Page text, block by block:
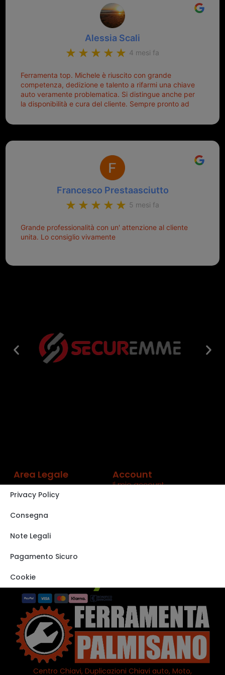
Alessia Scali
4 mesi fa
Ferramenta top. Michele è riuscito con grande
competenza, dedizione e talento a rifarmi una chiave
auto veramente problematica. Si distingue anche per
la disponibilità e cura del cliente. Sempre pronto ad
Francesco Prestaasciutto
5 mesi fa
Grande professionalità con un' attenzione al cliente
unita. Lo consiglio vivamente
Centro Chiavi, Duplicazioni Chiavi auto, Moto,
Area Legale
Privacy Policy
Consegna
Note Legali
Pagamento Sicuro
Cookie
Account
Il mio account
VISITA IL NOSTRO